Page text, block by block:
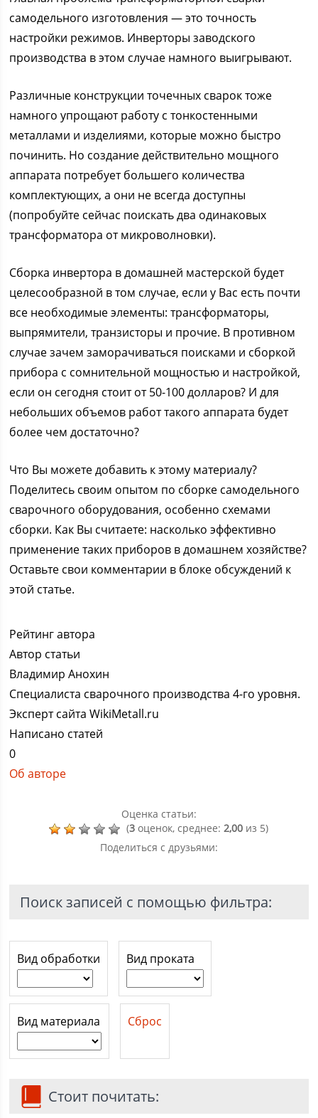
самодельного изготовления — это точность
настройки режимов. Инверторы заводского
производства в этом случае намного выигрывают.
Различные конструкции точечных сварок тоже
намного упрощают работу с тонкостенными
металлами и изделиями, которые можно быстро
починить. Но создание действительно мощного
аппарата потребует большего количества
комплектующих, а они не всегда доступны
(попробуйте сейчас поискать два одинаковых
трансформатора от микроволновки).
Сборка инвертора в домашней мастерской будет
целесообразной в том случае, если у Вас есть почти
все необходимые элементы: трансформаторы,
выпрямители, транзисторы и прочие. В противном
случае зачем заморачиваться поисками и сборкой
прибора с сомнительной мощностью и настройкой,
если он сегодня стоит от 50-100 долларов? И для
небольших объемов работ такого аппарата будет
более чем достаточно?
Что Вы можете добавить к этому материалу?
Поделитесь своим опытом по сборке самодельного
сварочного оборудования, особенно схемами
сборки. Как Вы считаете: насколько эффективно
применение таких приборов в домашнем хозяйстве?
Оставьте свои комментарии в блоке обсуждений к
этой статье.
Рейтинг автора
Автор статьи
Владимир Анохин
Специалиста сварочного производства 4-го уровня.
Эксперт сайта WikiMetall.ru
Написано статей
0
Об авторе
Оценка статьи:
(3 оценок, среднее:2,00 из 5)
Поделиться с друзьями:
Поиск записей с помощью фильтра:
Вид обработки Вид проката
Вид материала Сброс
Стоит почитать: